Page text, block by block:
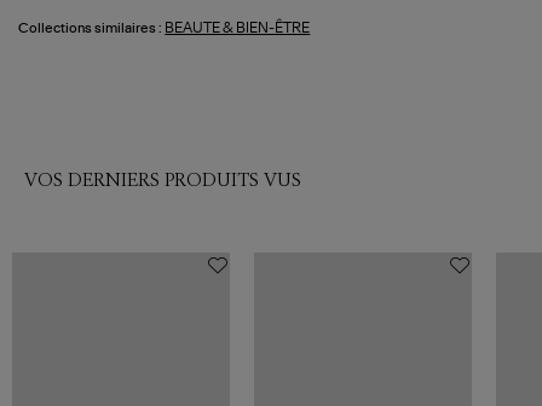
Collections similaires : BEAUTE & BIEN-ÊTRE
VOS DERNIERS PRODUITS VUS